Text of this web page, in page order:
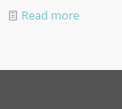
Read more